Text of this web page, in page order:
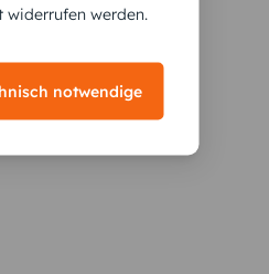
widerrufen werden.
notwendige